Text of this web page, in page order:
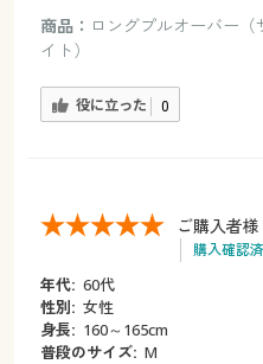
商品： ロングプルオーバー
イト）
役に立った 0
ご購入者様
購入確認
年代: 60代
性別: 女性
身長: 160～165cm
普段のサイズ: M